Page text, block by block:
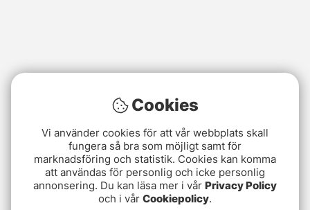
Cookies
Vi använder cookies för att vår webbplats skall
fungera så bra som möjligt samt för
marknadsföring och statistik. Cookies kan komma
att användas för personlig och icke personlig
annonsering. Du kan läsa mer i vår Privacy Policy
och i vår Cookiepolicy.